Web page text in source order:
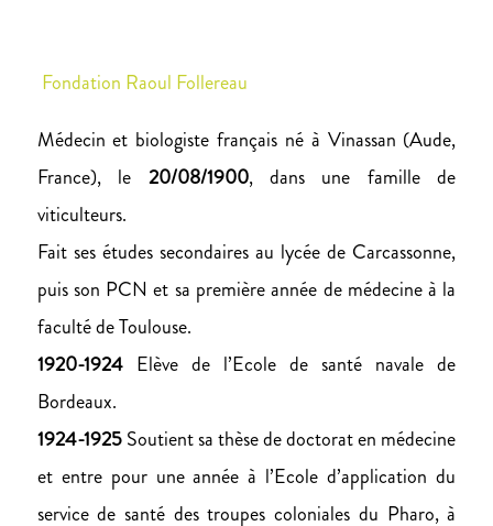
Fondation Raoul Follereau
Médecin et biologiste français né à Vinassan (Aude,
France), le 20/08/1900, dans une famille de
viticulteurs.
Fait ses études secondaires au lycée de Carcassonne,
puis son PCN et sa première année de médecine à la
faculté de Toulouse.
1920-1924Elève de l’Ecole de santé navale de
Bordeaux.
1924-1925Soutient sa thèse de doctorat en médecine
et entre pour une année à l’Ecole d’application du
service de santé des troupes coloniales du Pharo, à